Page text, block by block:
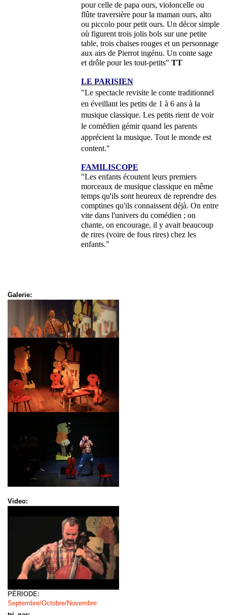
pour celle de papa ours, violoncelle ou
flûte traversière pour la maman ours, alto
ou piccolo pour petit ours. Un décor simple
où figurent trois jolis bols sur une petite
table, trois chaises rouges et un personnage
aux airs de Pierrot ingénu. Un conte sage
et drôle pour les tout-petits" TT
LE PARISIEN
"Le spectacle revisite le conte traditionnel
en éveillant les petits de 1 à 6 ans à la
musique classique. Les petits rient de voir
le comédien gémir quand les parents
apprécient la musique. Tout le monde est
content."
FAMILISCOPE
"Les enfants écoutent leurs premiers
morceaux de musique classique en même
temps qu'ils sont heureux de reprendre des
comptines qu'ils connaissent déjà. On entre
vite dans l'univers du comédien ; on
chante, on encourage, il y avait beaucoup
de rires (voire de fous rires) chez les
enfants."
Galerie:
Video:
PÉRIODE:
Septembre/Octobre/Novembre